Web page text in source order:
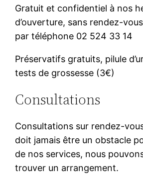
Gratuit et confidentiel à nos
d’ouverture, sans rendez-
par téléphone 02 524 33 14
Préservatifs gratuits, pilule
tests de grossesse (3€)
Consultations
Consultations sur rendez-
doit jamais être un obstacle
de nos services, nous
trouver un arrangement.